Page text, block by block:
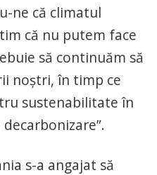
ne că climatul
că nu putem face
să continuăm să
noștri, în timp ce
sustenabilitate în
s-a angajat să